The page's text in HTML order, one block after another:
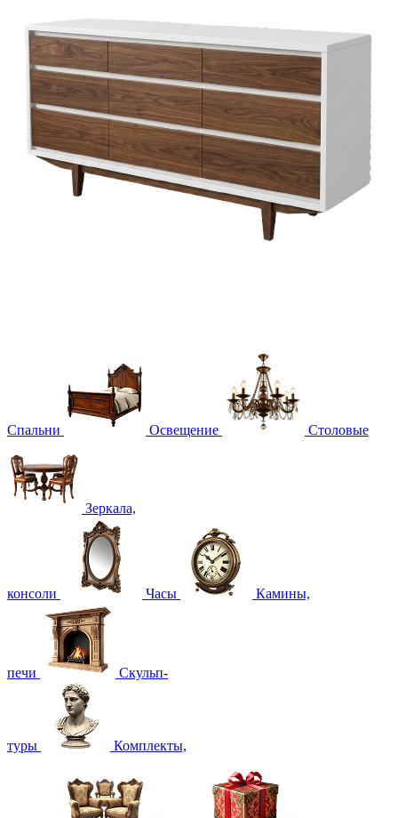
Спальни Освещение Столовые
Зеркала,
консоли Часы Камины,
печи Скульп-
туры Комплекты,